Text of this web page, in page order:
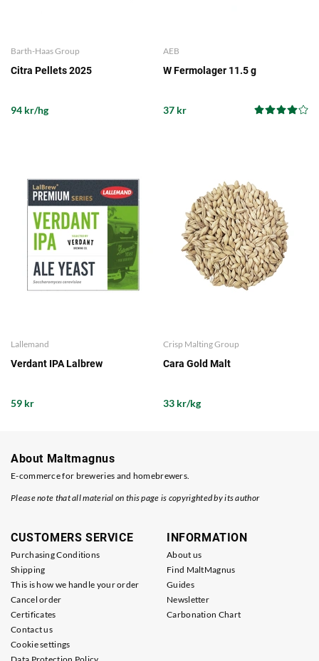
Barth-Haas Group
Citra Pellets 2025
94 kr/hg
AEB
W Fermolager 11.5 g
37 kr
Lallemand
Verdant IPA Lalbrew
59 kr
Crisp Malting Group
Cara Gold Malt
33 kr/kg
About Maltmagnus
E-commerce for breweries and homebrewers.
Please note that all material on this page is copyrighted by its author
CUSTOMERS SERVICE
Purchasing Conditions
Shipping
This is how we handle your order
Cancel order
Certificates
Contact us
Cookie settings
INFORMATION
About us
Find MaltMagnus
Guides
Newsletter
Carbonation Chart